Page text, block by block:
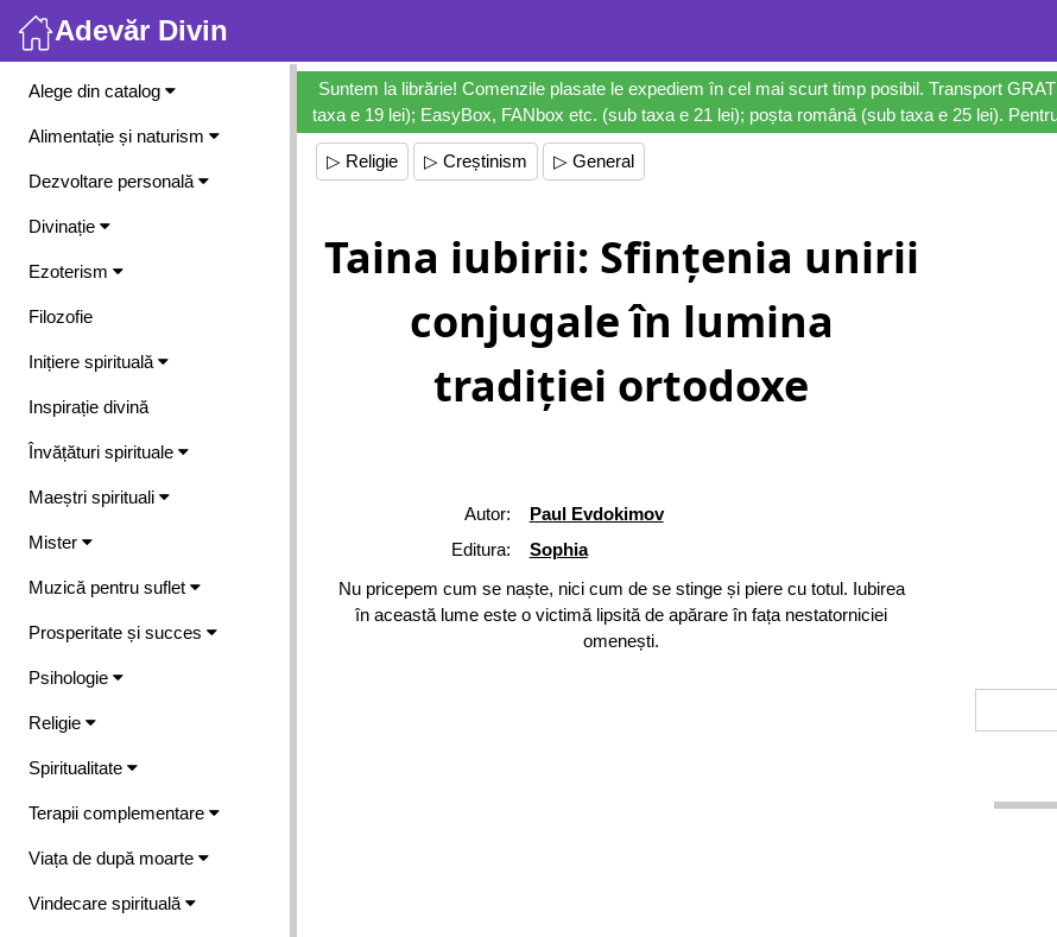
Adevăr Divin
Meniu
Alege din catalog
Alimentație și naturism
Dezvoltare personală
Divinație
Ezoterism
Filozofie
Inițiere spirituală
Inspirație divină
Învățături spirituale
Maeștri spirituali
Mister
Muzică pentru suflet
Prosperitate și succes
Psihologie
Religie
Spiritualitate
Terapii complementare
Viața de după moarte
Vindecare spirituală
Suntem la librărie! Comenzile plasate le expediem în cel mai scurt timp posibil. Transport
taxa e 19 lei); EasyBox, FANbox etc. (sub taxa e 21 lei); poșta română (sub taxa e 25 lei).
▷ Religie ▷ Creștinism ▷ General
Taina iubirii: Sfințenia unirii
conjugale în lumina
tradiției ortodoxe
Autor:
Paul Evdokimov
Editura:
Sophia
Nu pricepem cum se naște, nici cum de se stinge și piere cu totul. Iubirea
în această lume este o victimă lipsită de apărare în fața nestatorniciei
omenești.